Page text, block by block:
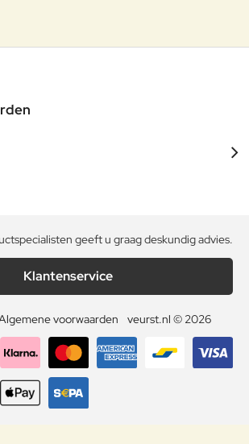
geeft u graag deskundig advies.
Klantenservice
voorwaarden veurst.nl © 2026